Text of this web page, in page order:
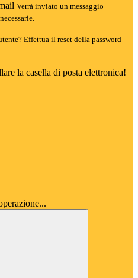
Verrà inviato un messaggio
Effettua il reset della password
la casella di posta elettronica!